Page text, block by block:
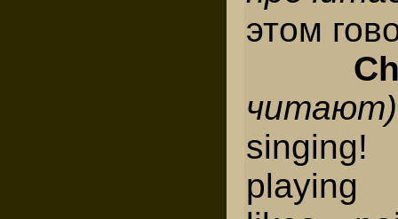
этом
playing